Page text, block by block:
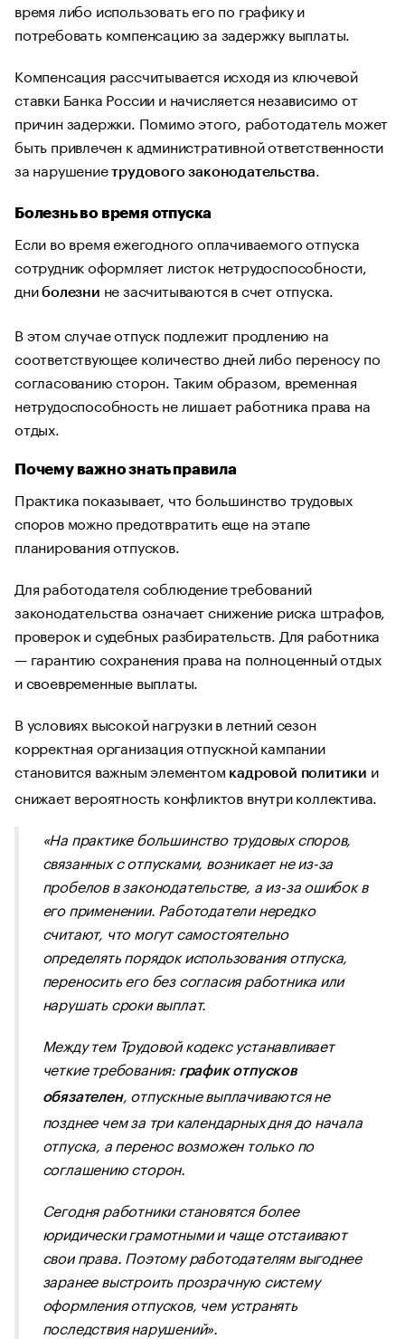
время либо использовать его по графику и
потребовать компенсацию за задержку выплаты.
Компенсация рассчитывается исходя из ключевой
ставки Банка России и начисляется независимо от
причин задержки. Помимо этого, работодатель может
быть привлечен к административной ответственности
за нарушениетрудового законодательства.
Болезнь во время отпуска
Если во время ежегодного оплачиваемого отпуска
сотрудник оформляет листок нетрудоспособности,
дниболезни не засчитываются в счет отпуска.
В этом случае отпуск подлежит продлению на
соответствующее количество дней либо переносу по
согласованию сторон. Таким образом, временная
нетрудоспособность не лишает работника права на
отдых.
Почему важно знать правила
Практика показывает, что большинство трудовых
споров можно предотвратить еще на этапе
планирования отпусков.
Для работодателя соблюдение требований
законодательства означает снижение риска штрафов,
проверок и судебных разбирательств. Для работника
— гарантию сохранения права на полноценный отдых
и своевременные выплаты.
В условиях высокой нагрузки в летний сезон
корректная организация отпускной кампании
становится важным элементом кадровой политики и
снижает вероятность конфликтов внутри коллектива.
«На практике большинство трудовых споров,
связанных с отпусками, возникает не из-за
пробелов в законодательстве, а из-за ошибок в
его применении. Работодатели нередко
считают, что могут самостоятельно
определять порядок использования отпуска,
переносить его без согласия работника или
нарушать сроки выплат.
Между тем Трудовой кодекс устанавливает
четкие требования: график отпусков
обязателен, отпускные выплачиваются не
позднее чем за три календарных дня до начала
отпуска, а перенос возможен только по
соглашению сторон.
Сегодня работники становятся более
юридически грамотными и чаще отстаивают
свои права. Поэтому работодателям выгоднее
заранее выстроить прозрачную систему
оформления отпусков, чем устранять
последствия нарушений».